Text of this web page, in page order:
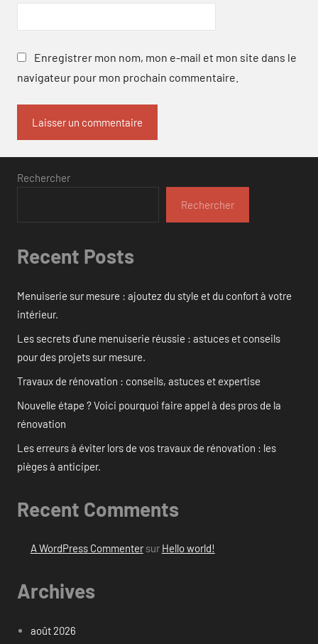
Enregistrer mon nom, mon e-mail et mon site dans le
navigateur pour mon prochain commentaire.
Rechercher
Rechercher
Recent Posts
Menuiserie sur mesure : ajoutez du style et du confort à votre
intérieur.
Les secrets d’une menuiserie réussie : astuces et conseils
pour des projets sur mesure.
Travaux de rénovation : conseils, astuces et expertise
Nouvelle étape ? Voici pourquoi faire appel à des pros de la
rénovation
Les erreurs à éviter lors de vos travaux de rénovation : les
pièges à anticiper.
Recent Comments
A WordPress Commentersur Hello world!
Archives
août 2026